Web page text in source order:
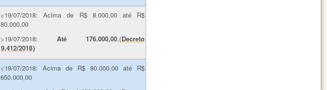
<19/07/2018: Acima de R$ 8.000,00 até R$
80.000,00
>19/07/2018:Até 176.000,00.(Decreto
9.412/2018)
<19/07/2018: Acima de R$ 80.000,00 até R$
650.000,00